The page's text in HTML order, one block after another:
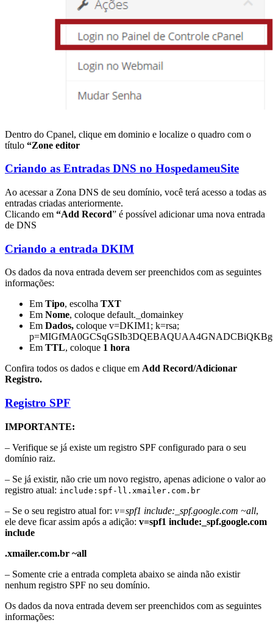
Dentro do Cpanel, clique em dominio e localize o quadro com o
título “Zone editor
Criando as Entradas DNS no HospedameuSite
Ao acessar a Zona DNS de seu domínio, você terá acesso a todas as
entradas criadas anteriormente.
Clicando em “Add Record” é possível adicionar uma nova entrada
de DNS
Criando a entrada DKIM
Os dados da nova entrada devem ser preenchidos com as seguintes
informações:
Em Tipo, escolha TXT
Em Nome, coloque default._domainkey
Em Dados, coloque v=DKIM1; k=rsa;
Em TTL, coloque 1 hora
Confira todos os dados e clique em Add Record/Adicionar
Registro.
Registro SPF
IMPORTANTE:
– Verifique se já existe um registro SPF configurado para o seu
domínio raiz.
– Se já existir, não crie um novo registro, apenas adicione o valor ao
registro atual: include:spf-ll.xmailer.com.br
– Se o seu registro atual for: v=spf1 include:_spf.google.com ~all,
ele deve ficar assim após a adição: v=spf1 include:_spf.google.com
include
.xmailer.com.br ~all
– Somente crie a entrada completa abaixo se ainda não existir
nenhum registro SPF no seu domínio.
Os dados da nova entrada devem ser preenchidos com as seguintes
informações: